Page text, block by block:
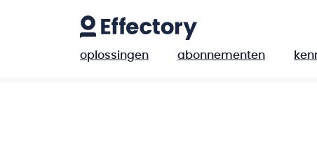
oplossingen abonnementen